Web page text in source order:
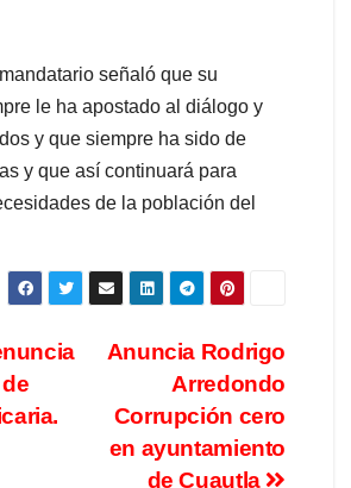
señaló que su
le ha apostado al diálogo y
y que siempre ha sido de
y que así continuará para
de la población del
Anuncia Rodrigo
Arredondo
Corrupción cero
en ayuntamiento
de Cuautla